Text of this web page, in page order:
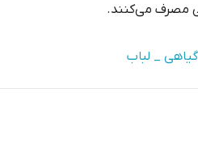
مصرف می‌کنند.
_ لباب